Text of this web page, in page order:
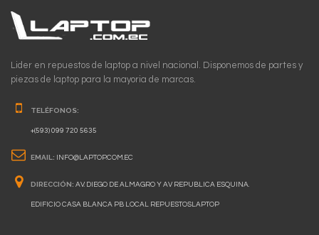
Lider en repuestos de laptop a nivel nacional. Disponemos de partes y
piezas de laptop para la mayoria de marcas.
TELÉFONOS:
+(593) 099 720 5635
EMAIL: INFO@LAPTOP.COM.EC
DIRECCIÓN: AV. DIEGO DE ALMAGRO Y AV REPUBLICA ESQUINA.
EDIFICIO CASA BLANCA PB LOCAL REPUESTOSLAPTOP